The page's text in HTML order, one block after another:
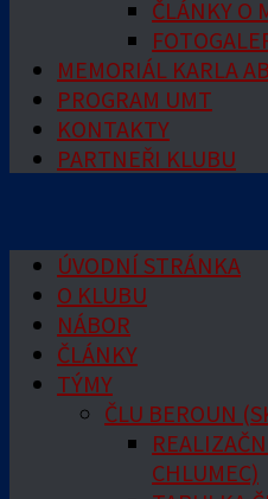
ČLÁNKY O
MEMORIÁL KARLA
PROGRAM UMT
KONTAKTY
PARTNEŘI KLUBU
ÚVODNÍ STRÁNKA
O KLUBU
NÁBOR
ČLÁNKY
TÝMY
ČLU BEROUN
CHLUMEC)